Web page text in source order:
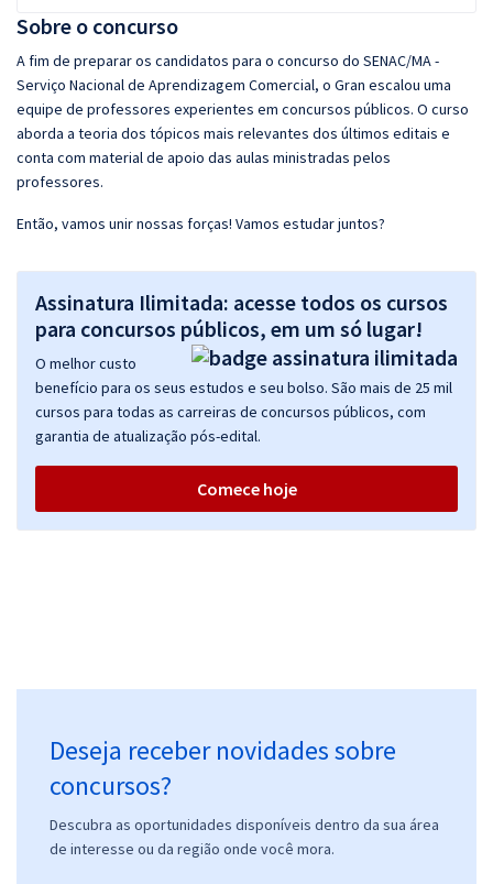
Sobre o concurso
A fim de preparar os candidatos para o concurso do SENAC/MA -
Serviço Nacional de Aprendizagem Comercial, o Gran escalou uma
equipe de professores experientes em concursos públicos. O curso
aborda a teoria dos tópicos mais relevantes dos últimos editais e
conta com material de apoio das aulas ministradas pelos
professores.
Então, vamos unir nossas forças! Vamos estudar juntos?
Assinatura Ilimitada: acesse todos os cursos
para concursos públicos, em um só lugar!
O melhor custo
benefício para os seus estudos e seu bolso. São mais de 25 mil
cursos para todas as carreiras de concursos públicos, com
garantia de atualização pós-edital.
Comece hoje
Deseja receber novidades sobre
concursos?
Descubra as oportunidades disponíveis dentro da sua área
de interesse ou da região onde você mora.